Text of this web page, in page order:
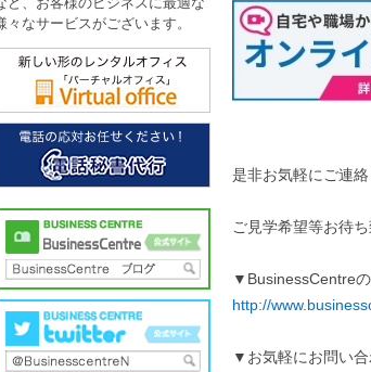
是非お気軽にご連絡
ご見学希望等お待ち
▼BusinessCentre
http://
▼お気軽にお問い
々なサービスがございます。